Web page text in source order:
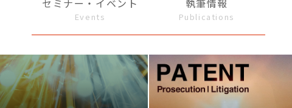
セミナー・イベント
Events
執筆情報
Publications